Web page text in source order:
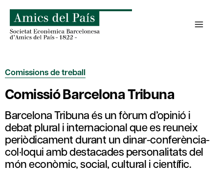
content
Comissions de treball
Comissió Barcelona Tribuna
Barcelona Tribuna és un fòrum d’opinió i
debat plural i internacional que es reuneix
periòdicament durant un dinar-conferència-
col·loqui amb destacades personalitats del
món econòmic, social, cultural i científic.